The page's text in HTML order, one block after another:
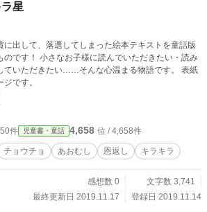
星
に出して、落選してしまった絵本テキストを童話版
のです！ 小さなお子様に読んでいただきたい・読み
ていただきたい……そんな心温まる物語です。 表紙
です。
件 児童書・童話 4,658 位 / 4,658件
チョウチョ あおむし 恩返し キラキラ
感想数 0
文字数 3,741
最終更新日 2019.11.17
登録日 2019.11.14